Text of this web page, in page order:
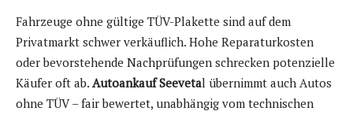
Fahrzeuge ohne gültige TÜV-Plakette sind auf dem
Privatmarkt schwer verkäuflich. Hohe Reparaturkosten
oder bevorstehende Nachprüfungen schrecken potenzielle
Käufer oft ab. Autoankauf Seevetal übernimmt auch Autos
ohne TÜV – fair bewertet, unabhängig vom technischen